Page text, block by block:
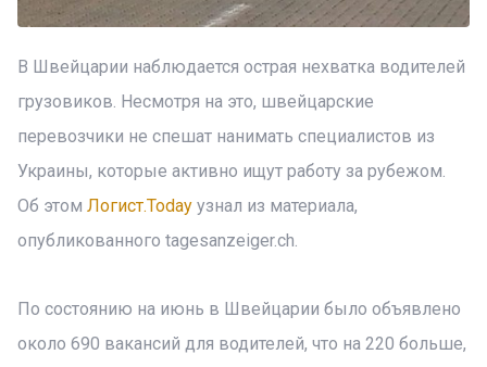
В Швейцарии наблюдается острая нехватка водителей
грузовиков. Несмотря на это, швейцарские
перевозчики не спешат нанимать специалистов из
Украины, которые активно ищут работу за рубежом.
Об этом Логист.Today узнал из материала,
опубликованного tagesanzeiger.ch.
По состоянию на июнь в Швейцарии было объявлено
около 690 вакансий для водителей, что на 220 больше,